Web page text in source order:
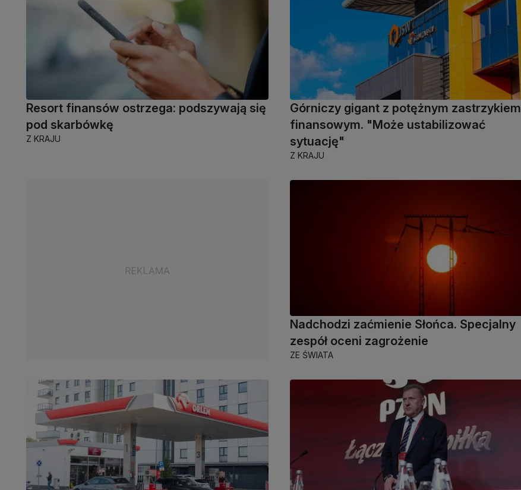
Resort finansów ostrzega: podszywają się
pod skarbówkę
Z KRAJU
Górniczy gigant z potężnym zastrzykiem
finansowym. "Może ustabilizować
sytuację"
Z KRAJU
Nadchodzi zaćmienie Słońca. Specjalny
zespół oceni zagrożenie
ZE ŚWIATA